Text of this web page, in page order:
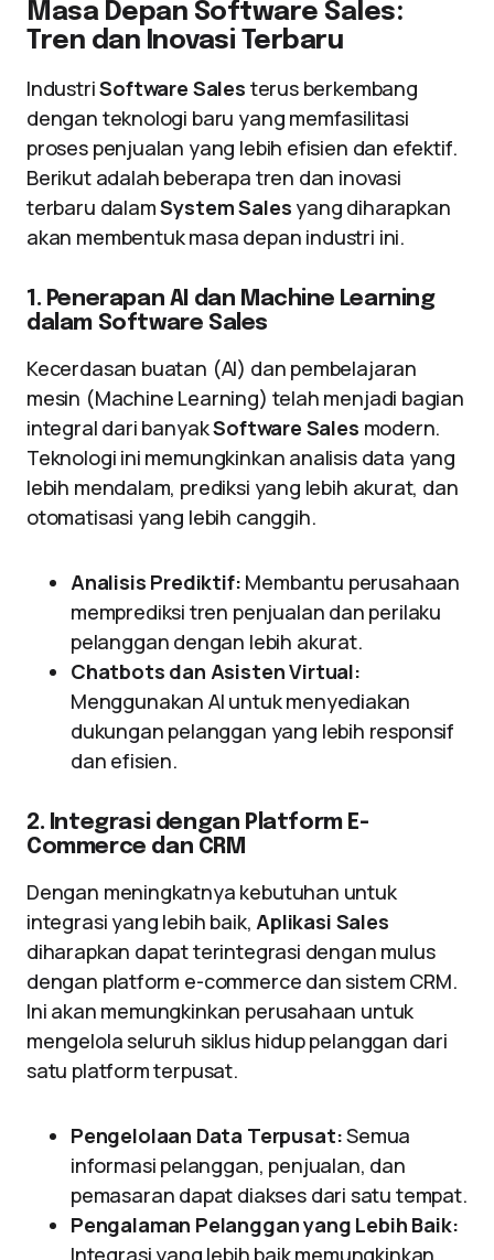
Masa Depan Software Sales:
Tren dan Inovasi Terbaru
IndustriSoftware Sales terus berkembang
dengan teknologi baru yang memfasilitasi
proses penjualan yang lebih efisien dan efektif.
Berikut adalah beberapa tren dan inovasi
terbaru dalamSystem Sales yang diharapkan
akan membentuk masa depan industri ini.
1. Penerapan AI dan Machine Learning
dalam Software Sales
Kecerdasan buatan (AI) dan pembelajaran
mesin (Machine Learning) telah menjadi bagian
integral dari banyakSoftware Sales modern.
Teknologi ini memungkinkan analisis data yang
lebih mendalam, prediksi yang lebih akurat, dan
otomatisasi yang lebih canggih.
Analisis Prediktif: Membantu perusahaan
memprediksi tren penjualan dan perilaku
pelanggan dengan lebih akurat.
Chatbots dan Asisten Virtual:
Menggunakan AI untuk menyediakan
dukungan pelanggan yang lebih responsif
dan efisien.
2. Integrasi dengan Platform E-
Commerce dan CRM
Dengan meningkatnya kebutuhan untuk
integrasi yang lebih baik,Aplikasi Sales
diharapkan dapat terintegrasi dengan mulus
dengan platform e-commerce dan sistem CRM.
Ini akan memungkinkan perusahaan untuk
mengelola seluruh siklus hidup pelanggan dari
satu platform terpusat.
Pengelolaan Data Terpusat:Semua
informasi pelanggan, penjualan, dan
pemasaran dapat diakses dari satu tempat.
Pengalaman Pelanggan yang Lebih Baik:
Integrasi yang lebih baik memungkinkan